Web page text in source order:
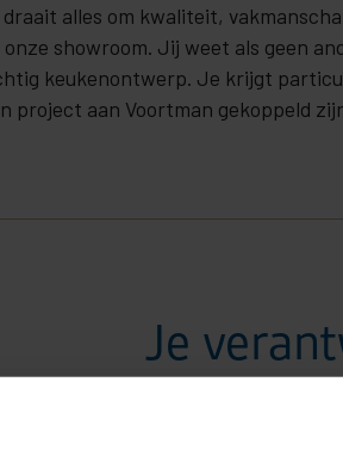
alles om kwaliteit,
showroom. Jij weet als geen
keukenontwerp. Je krijgt
project aan Voortman gekoppeld
Je
Klanten
Keukens